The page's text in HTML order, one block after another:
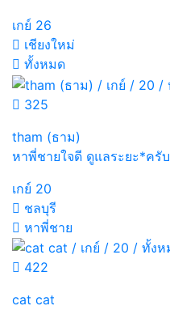
เกย์ 26
เชียงใหม่
ทั้งหมด
325
tham (ธาม)
หาพี่ชายใจดี ดูแลระยะ*ครับ
เกย์ 20
ชลบุรี
หาพี่ชาย
422
cat cat